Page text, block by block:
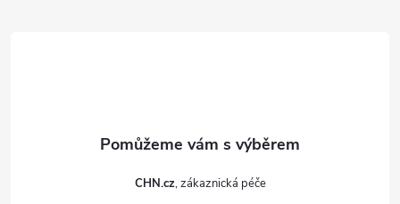
CHN.cz